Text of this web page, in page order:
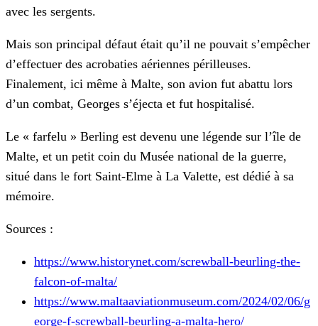
avec les sergents.
Mais son principal défaut était qu’il ne pouvait s’empêcher
d’effectuer des acrobaties aériennes périlleuses.
Finalement, ici même à Malte, son avion fut abattu lors
d’un combat, Georges s’éjecta et fut hospitalisé.
Le « farfelu » Berling est devenu une légende sur l’île de
Malte, et un petit coin du Musée national de la guerre,
situé dans le fort Saint-Elme à La Valette, est dédié à sa
mémoire.
Sources :
https://www.historynet.com/screwball-beurling-the-
falcon-of-malta/
https://www.maltaaviationmuseum.com/2024/02/06/g
eorge-f-screwball-beurling-a-malta-hero/